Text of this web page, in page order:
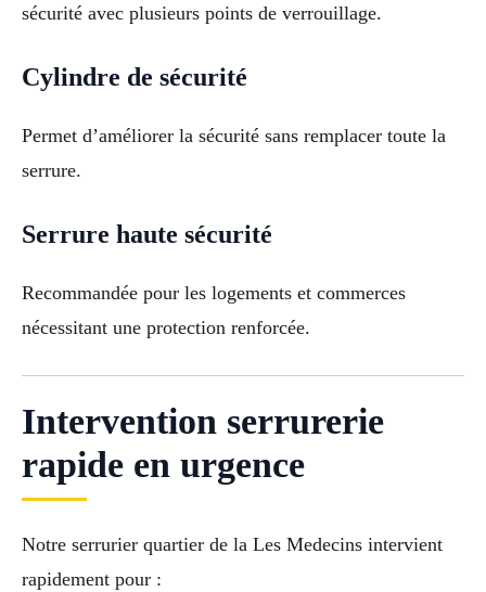
sécurité avec plusieurs points de verrouillage.
Cylindre de sécurité
Permet d’améliorer la sécurité sans remplacer toute la
serrure.
Serrure haute sécurité
Recommandée pour les logements et commerces
nécessitant une protection renforcée.
Intervention serrurerie
rapide en urgence
Notre serrurier quartier de la Les Medecins intervient
rapidement pour :